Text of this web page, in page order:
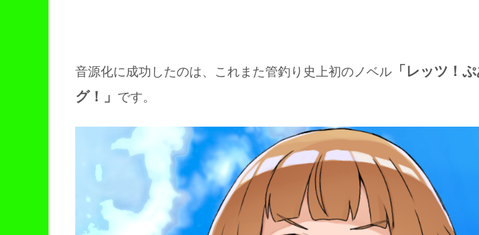
音源化に成功したのは、これまた管釣り史上初のノベル 「レッツ！
グ！」 です。